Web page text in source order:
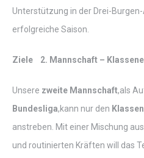
Unterstützung in der Drei-
erfolgreiche Saison.
Ziele 2. Mannschaft –
Unsere zweite Mannschaft,als
Bundesliga,kann nur den
anstreben. Mit einer Mischung
und routinierten Kräften will das